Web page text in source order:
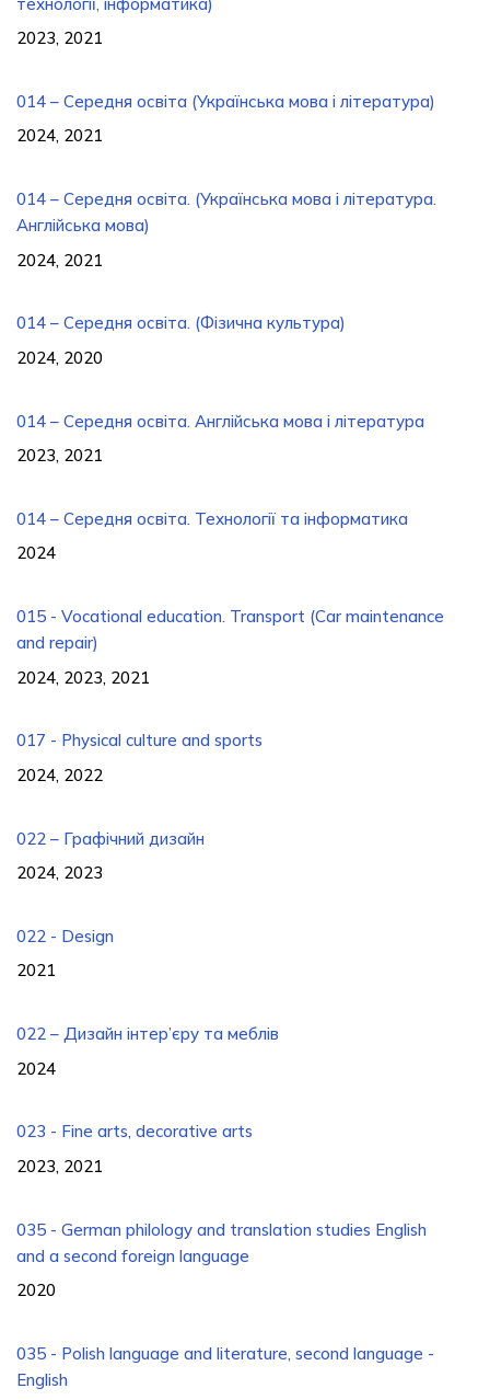
2023, 2021
014 – Середня освіта (Українська мова і література)
2024, 2021
014 – Середня освіта. (Українська мова і література.
Англiйська мова)
2024, 2021
014 – Середня освіта. (Фізична культура)
2024, 2020
014 – Середня освіта. Англійська мова і література
2023, 2021
014 – Середня освіта. Технології та інформатика
2024
015 - Vocational education. Transport (Car maintenance
and repair)
2024, 2023, 2021
017 - Physical culture and sports
2024, 2022
022 – Графічний дизайн
2024, 2023
022 - Design
2021
022 – Дизайн інтер’єру та меблів
2024
023 - Fine arts, decorative arts
2023, 2021
035 - German philology and translation studies English
and a second foreign language
2020
035 - Polish language and literature, second language -
English